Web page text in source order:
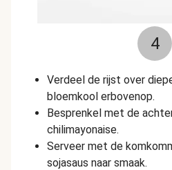
4
Verdeel de rijst over
bloemkool erbovenop.
Besprenkel met de
chilimayonaise.
Serveer met de
sojasaus naar smaak.